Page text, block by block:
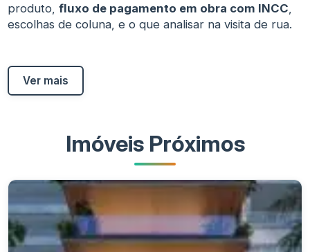
produto,fluxo de pagamento em obra com INCC
escolhas de coluna, e o que analisar na visita de rua.
Ver mais
Imóveis Próximos